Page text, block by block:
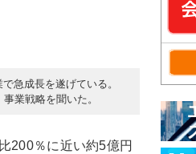
急成長を遂げている。
業戦略を聞いた。
200％に近い約5億円